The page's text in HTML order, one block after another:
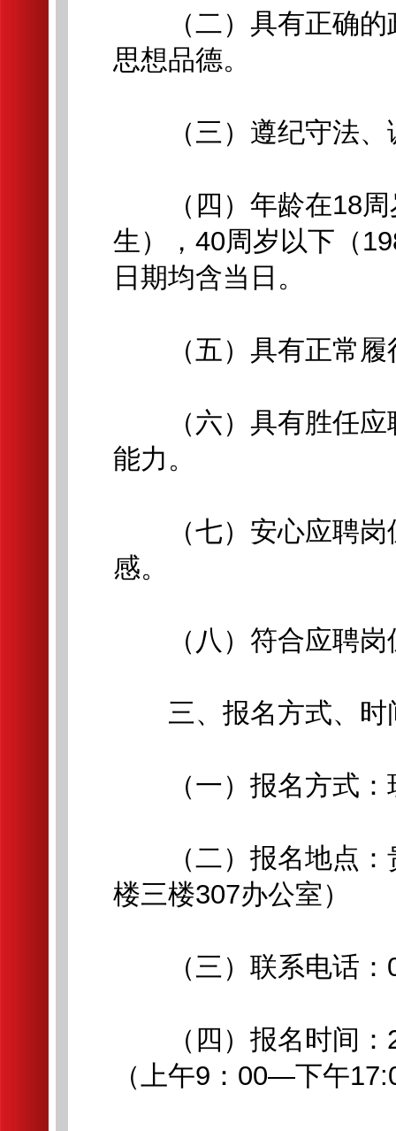
（二）具有正确的
思想品德。
（三）遵纪守法、
（四）年龄在18周
生），40周岁以下（
日期均含当日。
（五）具有正常履
（六）具有胜任应
能力。
（七）安心应聘岗
感。
（八）符合应聘岗
三、报名方式、时
（一）报名方式：
（二）报名地点：
楼三楼307办公室）
（三）联系电话：
（四）报名时间：
（上午9：00—下午